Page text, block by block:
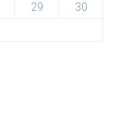
29
30